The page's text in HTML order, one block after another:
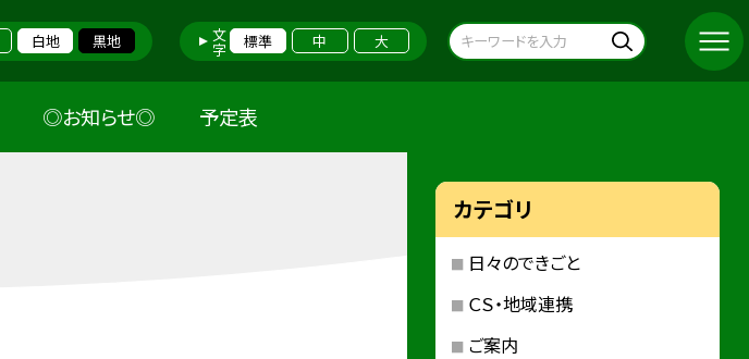
白地 黒地 文字 標準 中 大
◎お知らせ◎ 予定表
カテゴリ
日々のできごと
ＣＳ・地域連携
ご案内